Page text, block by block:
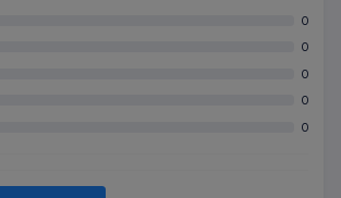
0
0
0
0
0